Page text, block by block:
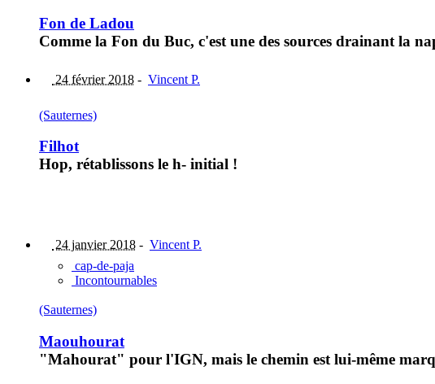
Fon de Ladou
Comme la Fon du Buc, c'est une des sources drainant la
24 février 2018 - Vincent P.
(Sauternes)
Filhot
Hop, rétablissons le h- initial !
24 janvier 2018 - Vincent P.
cap-de-paja
Incontournables
(Sauternes)
Maouhourat
"Mahourat" pour l'IGN, mais le chemin est lui-même